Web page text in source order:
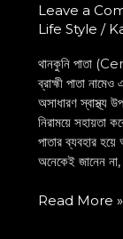
Leave a
Life Style /
থানকুনি পাতা
ব্রাহ্মী পাতা
অসাধারণ স্বাস্থ্য
নিরাময়ে সহায়তা
পাতার ব্যবহার
অনেকেই জানেন
Read More »